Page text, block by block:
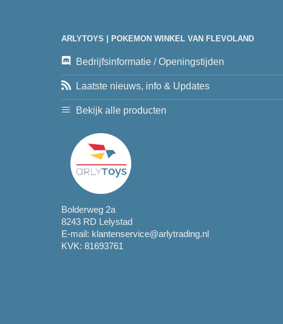
ARLYTOYS | POKEMON WINKEL VAN FLEVOLAND
Bedrijfsinformatie / Openingstijden
Laatste nieuws, info & Updates
Bekijk alle producten
Bolderweg 2a
8243 RD Lelystad
E-mail: klantenservice@arlytrading.nl
KVK: 81693761